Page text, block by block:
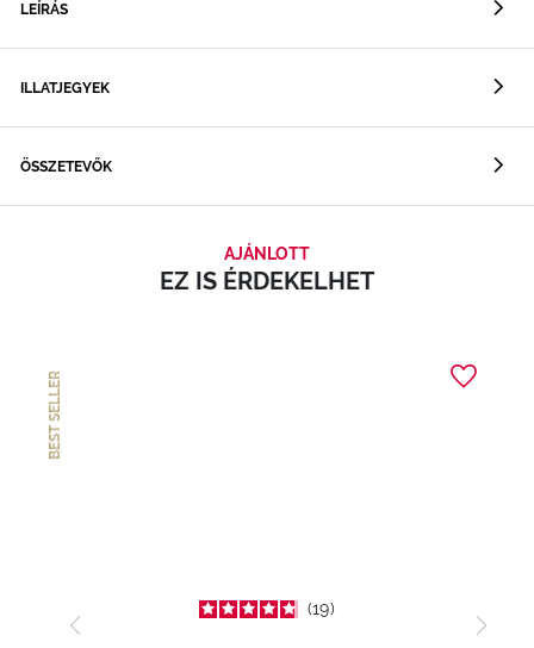
LEÍRÁS
ILLATJEGYEK
ÖSSZETEVŐK
AJÁNLOTT
EZ IS ÉRDEKELHET
BEST SELLER
19